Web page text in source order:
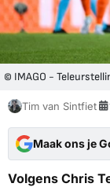
© IMAGO -
Tim van Sintfiet
Maak ons je
Volgens Chris